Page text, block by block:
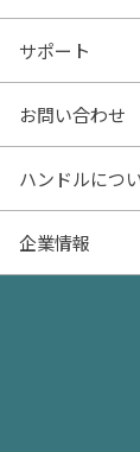
沿線・駅から探
特集から探す
価格更新した物
物件一覧
AI査定
売却サービス
お役立ち記事（
お役立ち情報TOP
- マンション
- マンション
- お金のこと
- 住まいの手
サポート
よくあるご質問
お問い合わせ
物件購入のご相
住み替えのご相
物件掲載に関
ハンドルにつ
ハンドルとは
企業情報